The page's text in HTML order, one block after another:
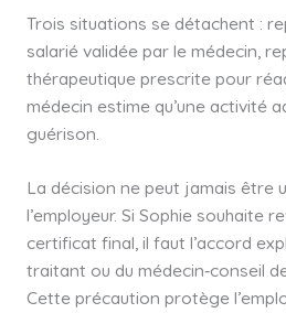
Trois situations se détachent :
salarié validée par le médecin,
thérapeutique prescrite pour
médecin estime qu’une activité
guérison.
La décision ne peut jamais être
l’employeur. Si Sophie souhaite
certificat final, il faut l’accord
traitant ou du médecin‑conseil
Cette précaution protège